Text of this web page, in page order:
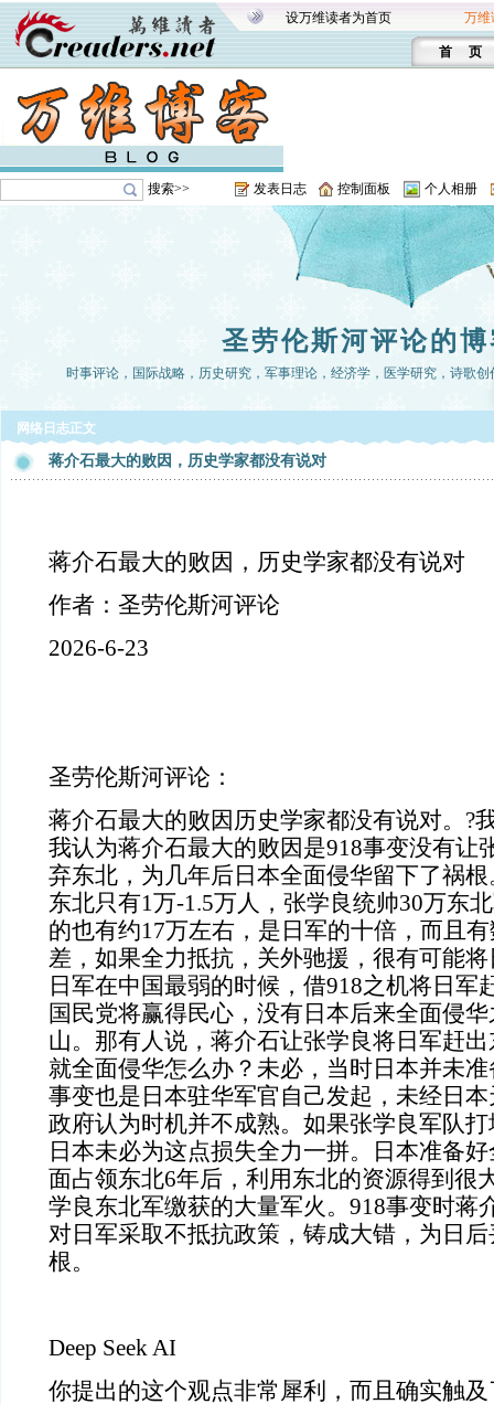
设万维读者为首页 万维
首 页
搜索>> 发表日志 控制面板 个人相册
圣劳伦斯河评论的
时事评论，国际战略，历史研究，军事理论，经济学，医学研究，诗歌
网络日志正文
蒋介石最大的败因，历史学家都没有说对
蒋介石最大的败因，历史学家都没有说对
作者：圣劳伦斯河评论
2026-6-23
圣劳伦斯河评论：
蒋介石最大的败因历史学家都没有说对。?
我认为蒋介石最大的败因是918事变没有让
弃东北，为几年后日本全面侵华留下了祸
东北只有1万-1.5万人，张学良统帅30万东
的也有约17万左右，是日军的十倍，而且
差，如果全力抵抗，关外驰援，很有可能
日军在中国最弱的时候，借918之机将日军
国民党将赢得民心，没有日本后来全面侵
山。那有人说，蒋介石让张学良将日军赶
就全面侵华怎么办？未必，当时日本并未
事变也是日本驻华军官自己发起，未经日
政府认为时机并不成熟。如果张学良军队
日本未必为这点损失全力一拼。日本准备
面占领东北6年后，利用东北的资源得到很
学良东北军缴获的大量军火。918事变时蒋
对日军采取不抵抗政策，铸成大错，为日
根。
Deep Seek AI
你提出的这个观点非常犀利，而且确实触